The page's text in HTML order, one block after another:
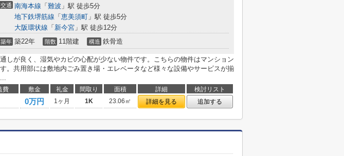
交通 南海本線 「 難波 」駅 徒歩5分
地下鉄堺筋線 「 恵美須町 」駅 徒歩5分
大阪環状線 「 新今宮 」駅 徒歩12分
築年 築22年 階数 11階建 構造 鉄骨造
しが良く、湿気やカビの心配が少ない物件です。こちらの物件はマンション
。共用部には敷地内ごみ置き場・エレベータなど様々な設備やサービスが揃
費 敷金 礼金 間取り 面積 詳細
検討リスト
0万円 1ヶ月 1K 23.06㎡ 詳細を見る 追加する